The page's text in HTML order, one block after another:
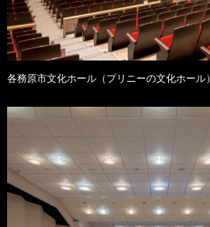
各務原市文化ホール（プリニーの文化ホール）